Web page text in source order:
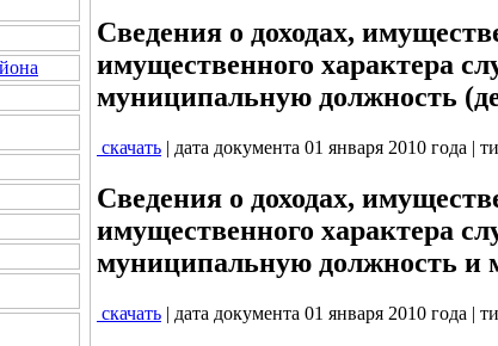
Сведения о доходах,
имущественного характера
муниципальную должность
скачать | дата документа 01 января 2010 года |
Сведения о доходах,
имущественного характера
муниципальную должность и
скачать | дата документа 01 января 2010 года |